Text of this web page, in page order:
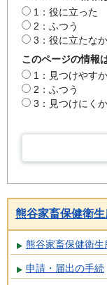
1：役に立った
2：ふつう
3：役に立たな
このページの情報
1：見つけやす
2：ふつう
3：見つけにく
熊谷家畜保健衛生
熊谷家畜保健衛生
申請・届出の手続